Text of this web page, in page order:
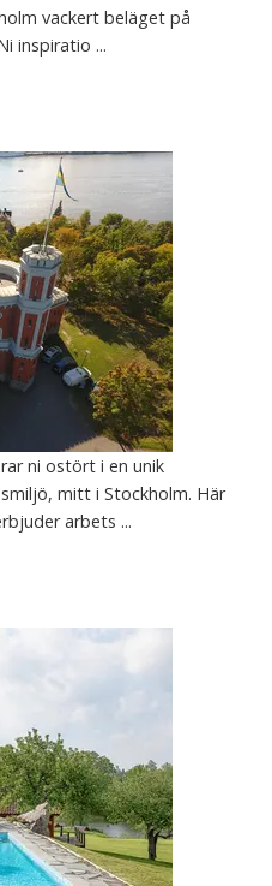
vackert beläget på
inspiratio ...
ni ostört i en unik
mitt i Stockholm. Här
arbets ...